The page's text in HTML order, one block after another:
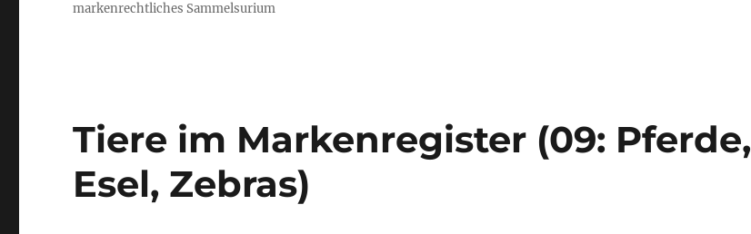
markenrechtliches Sammelsurium
Tiere im Markenregister (09: Pferde,
Esel, Zebras)